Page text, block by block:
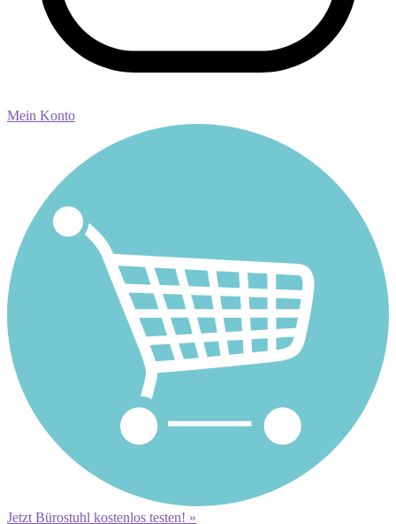
Mein Konto
Jetzt Bürostuhl kostenlos testen! »